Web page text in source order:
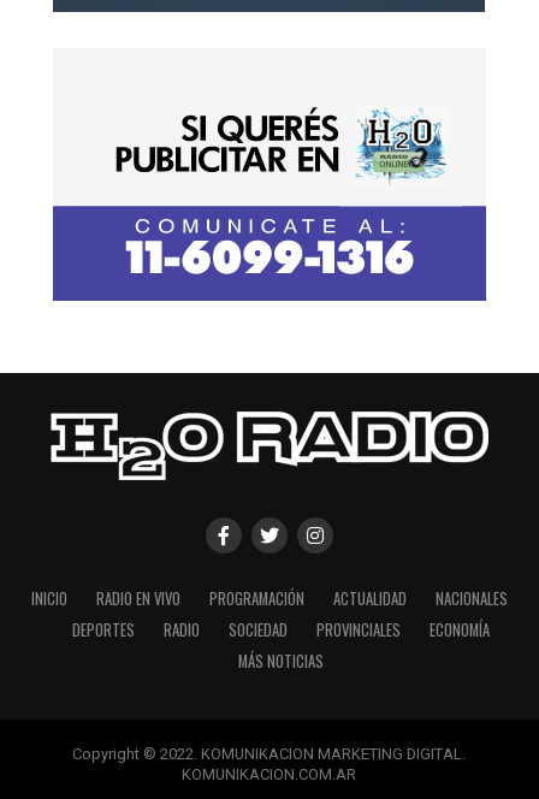
INICIO RADIO EN VIVO PROGRAMACIÓN ACTUALIDAD
NACIONALES
DEPORTES
RADIO SOCIEDAD PROVINCIALES
ECONOMÍA
MÁS NOTICIAS
Copyright © 2022. KOMUNIKACION MARKETING DIGITAL.
KOMUNIKACION.COM.AR